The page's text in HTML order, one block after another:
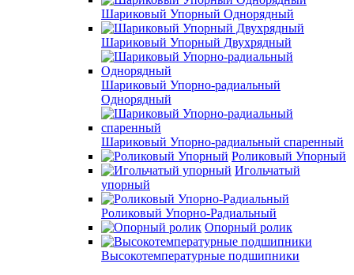
Шариковый Упорный Однорядный
Шариковый Упорный Двухрядный
Шариковый Упорно-радиальный
Однорядный
Шариковый Упорно-радиальный спаренный
Роликовый Упорный
Игольчатый
упорный
Роликовый Упорно-Радиальный
Опорный ролик
Высокотемпературные подшипники